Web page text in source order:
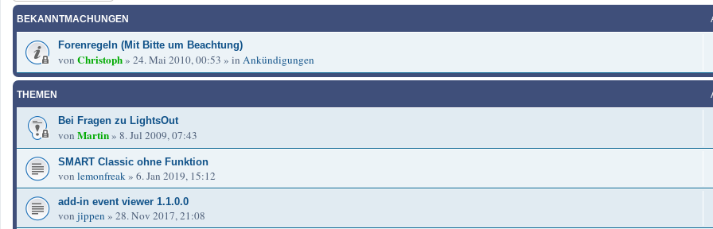
BEKANNTMACHUNGEN
Forenregeln (Mit Bitte um Beachtung)
von Christoph» 24. Mai 2010, 00:53 » in Ankündigungen
THEMEN
Bei Fragen zu LightsOut
von Martin» 8. Jul 2009, 07:43
SMART Classic ohne Funktion
von lemonfreak » 6. Jan 2019, 15:12
add-in event viewer 1.1.0.0
von jippen » 28. Nov 2017, 21:08